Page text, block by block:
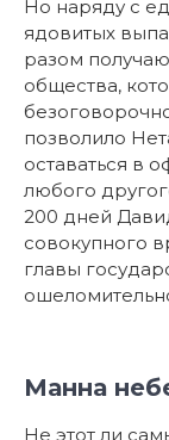
Но наряду с
ядовитых
разом
общества,
позволило
оставаться в
любого
200 дней
совокупного
главы
Манна
Не этот ли